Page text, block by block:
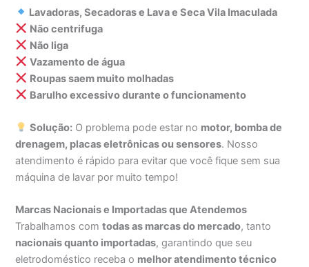
Lavadoras, Secadoras e Lava e Seca Vila Imaculada
Não centrifuga
Não liga
Vazamento de água
Roupas saem muito molhadas
Barulho excessivo durante o funcionamento
Solução: O problema pode estar no motor, bomba de
drenagem, placas eletrônicas ou sensores. Nosso
atendimento é rápido para evitar que você fique sem sua
máquina de lavar por muito tempo!
Marcas Nacionais e Importadas que Atendemos
Trabalhamos comtodas as marcas do mercado, tanto
nacionais quanto importadas, garantindo que seu
eletrodoméstico receba o melhor atendimento técnico